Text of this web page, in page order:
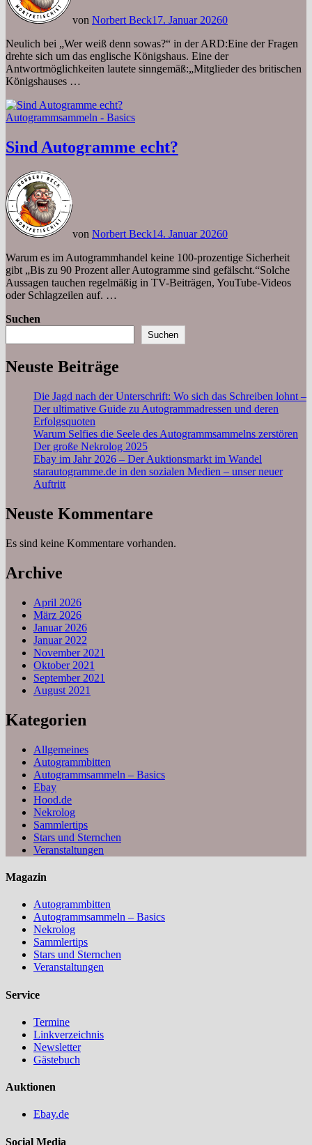
von Norbert Beck17. Januar 20260
Neulich bei „Wer weiß denn sowas?“ in der ARD:Eine der Fragen
drehte sich um das englische Königshaus. Eine der
Antwortmöglichkeiten lautete sinngemäß:„Mitglieder des britischen
Königshauses …
Autogrammsammeln - Basics
Sind Autogramme echt?
von Norbert Beck14. Januar 20260
Warum es im Autogrammhandel keine 100-prozentige Sicherheit
gibt „Bis zu 90 Prozent aller Autogramme sind gefälscht.“Solche
Aussagen tauchen regelmäßig in TV-Beiträgen, YouTube-Videos
oder Schlagzeilen auf. …
Suchen
Suchen
Neuste Beiträge
Die Jagd nach der Unterschrift: Wo sich das Schreiben lohnt –
Der ultimative Guide zu Autogrammadressen und deren
Erfolgsquoten
Warum Selfies die Seele des Autogrammsammelns zerstören
Der große Nekrolog 2025
Ebay im Jahr 2026 – Der Auktionsmarkt im Wandel
starautogramme.de in den sozialen Medien – unser neuer
Auftritt
Neuste Kommentare
Es sind keine Kommentare vorhanden.
Archive
April 2026
März 2026
Januar 2026
Januar 2022
November 2021
Oktober 2021
September 2021
August 2021
Kategorien
Allgemeines
Autogrammbitten
Autogrammsammeln – Basics
Ebay
Hood.de
Nekrolog
Sammlertips
Stars und Sternchen
Veranstaltungen
Magazin
Autogrammbitten
Autogrammsammeln – Basics
Nekrolog
Sammlertips
Stars und Sternchen
Veranstaltungen
Service
Termine
Linkverzeichnis
Newsletter
Gästebuch
Auktionen
Ebay.de
Social Media